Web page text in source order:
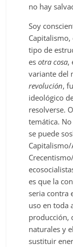
no hay
Soy
tipo de
esotra cosa,
variante del
revolución,
ideológico
resolverse.
temática.
se puede
es que la
seria contra
uso en toda
producción,
naturales y
sustituir